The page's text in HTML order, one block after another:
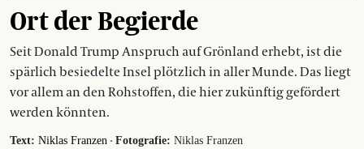
Ort der Begierde
Seit Donald Trump Anspruch auf Grönland erhebt, ist die
spärlich besiedelte Insel plötzlich in aller Munde. Das liegt
vor allem an den Rohstoffen, die hier zukünftig gefördert
werden könnten.
Text: Niklas Franzen · Fotografie: Niklas Franzen